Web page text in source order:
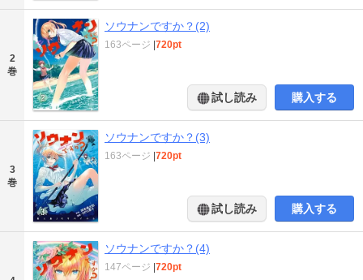
2
巻
ソウナンですか？(2)
163ページ |720pt
試し読み 購入する
3
巻
ソウナンですか？(3)
163ページ |720pt
試し読み 購入する
ソウナンですか？(4)
147ページ |720pt